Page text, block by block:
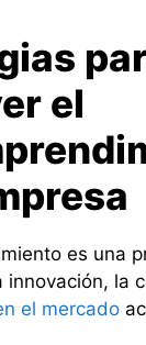
el
es una
innovación, la
el mercado